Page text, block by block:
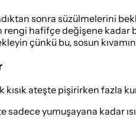
sonra süzülmelerini
rengi hafifçe değişene kadar
çünkü bu, sosun
kısık ateşte pişirirken fazla
sadece yumuşayana kadar